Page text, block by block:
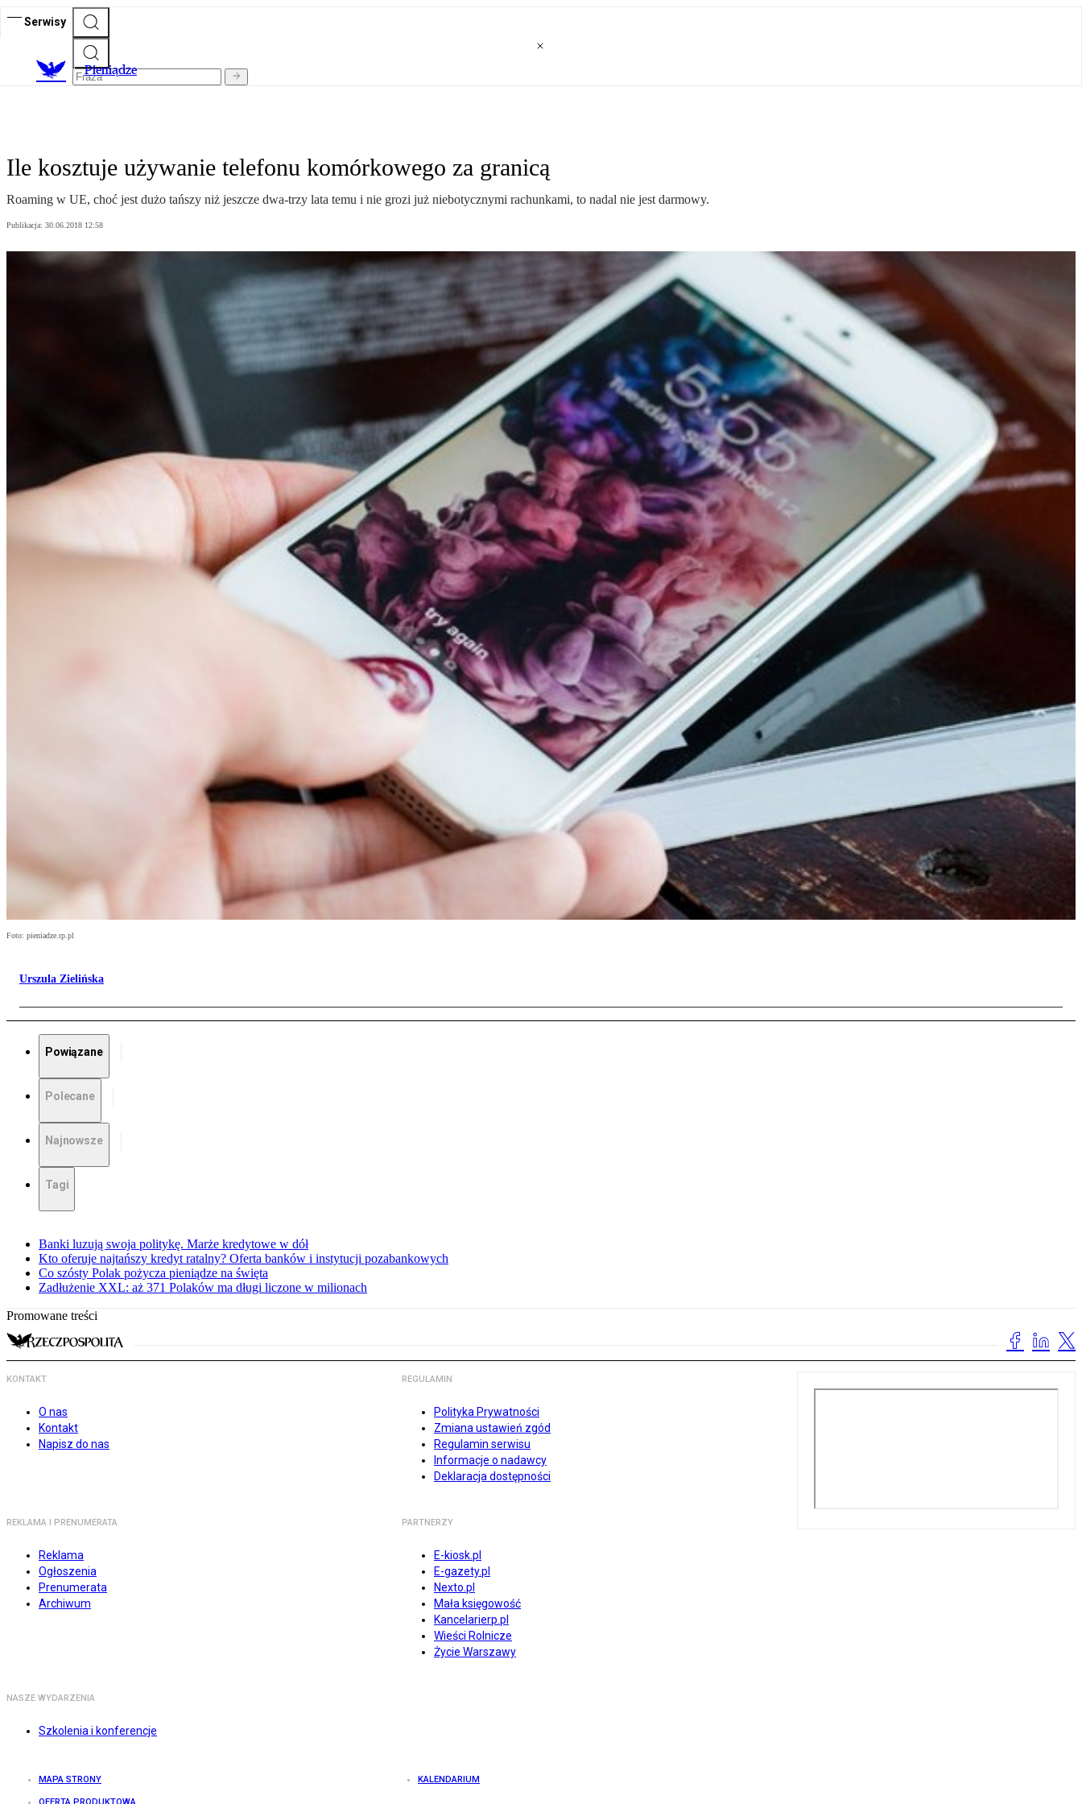
Serwisy
Pieniądze
Ile kosztuje używanie telefonu komórkowego za granicą
Roaming w UE, choć jest dużo tańszy niż jeszcze dwa-trzy lata temu i nie grozi już niebotycznymi rachunkami, to nadal nie jest darmowy.
Publikacja: 30.06.2018 12:58
Foto: pieniadze.rp.pl
Urszula Zielińska
Powiązane
Polecane
Najnowsze
Tagi
Banki luzują swoja politykę. Marże kredytowe w dół
Kto oferuje najtańszy kredyt ratalny? Oferta banków i instytucji pozabankowych
Co szósty Polak pożycza pieniądze na święta
Zadłużenie XXL: aż 371 Polaków ma długi liczone w milionach
Promowane treści
KONTAKT
O nas
Kontakt
Napisz do nas
REGULAMIN
Polityka Prywatności
Zmiana ustawień zgód
Regulamin serwisu
Informacje o nadawcy
Deklaracja dostępności
REKLAMA I PRENUMERATA
Reklama
Ogłoszenia
Prenumerata
Archiwum
PARTNERZY
E-kiosk.pl
E-gazety.pl
Nexto.pl
Mała księgowość
Kancelarierp.pl
Wieści Rolnicze
Życie Warszawy
NASZE WYDARZENIA
Szkolenia i konferencje
MAPA STRONY KALENDARIUM